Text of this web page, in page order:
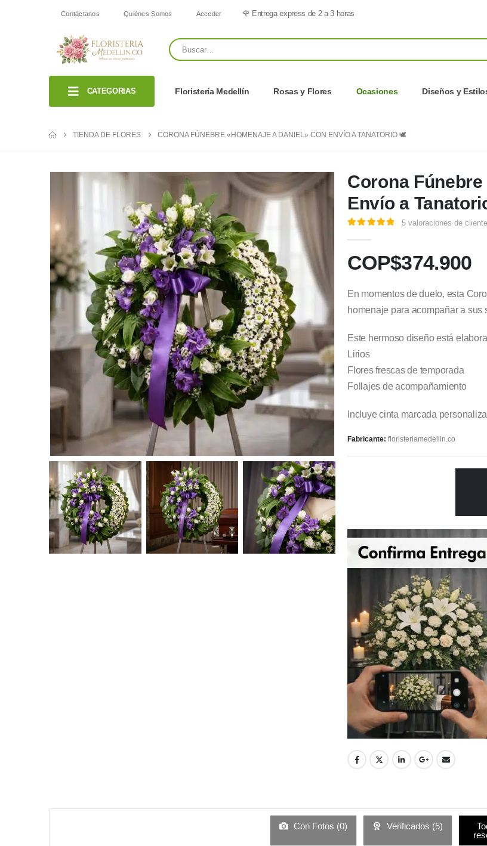
Contáctanos Quiénes Somos Acceder 🌹 Entrega express de 2 a 3 horas
CATEGORIAS Floristería Medellín Rosas y Flores Ocasiones Diseños y
TIENDA DE FLORES CORONA FÚNEBRE «HOMENAJE A DANIEL» CON ENVÍO A TANATORIO 🕊️
Corona
Envío a
5 valoraciones de
COP$374.900
En momentos de duelo, esta
homenaje para acompañar a
Este hermoso diseño está
Lirios
Flores frescas de temporada
Follajes de acompañamiento
Incluye cinta marcada
Fabricante: floristeriamedellin.co
Con Fotos (0) Verificados (5)